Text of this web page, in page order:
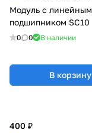
Модуль с линейным
подшипником SC10
0 0 В наличии
В корзину
400 ₽